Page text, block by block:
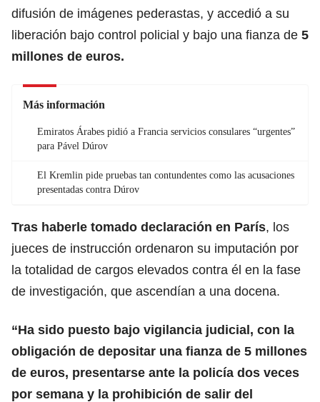
difusión de imágenes pederastas, y accedió a su
liberación bajo control policial y bajo una fianza de 5
millones de euros.
Más información
Emiratos Árabes pidió a Francia servicios consulares “urgentes”
para Pável Dúrov
El Kremlin pide pruebas tan contundentes como las acusaciones
presentadas contra Dúrov
Tras haberle tomado declaración en París, los
jueces de instrucción ordenaron su imputación por
la totalidad de cargos elevados contra él en la fase
de investigación, que ascendían a una docena.
“Ha sido puesto bajo vigilancia judicial, con la
obligación de depositar una fianza de 5 millones
de euros, presentarse ante la policía dos veces
por semana y la prohibición de salir del